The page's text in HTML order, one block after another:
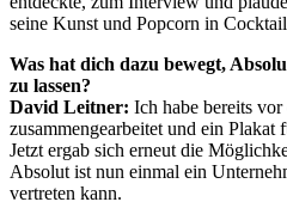
seine Kunst und Popcorn in
Was hat dich dazu bewegt,
zu lassen?
David Leitner: Ich habe bereits
zusammengearbeitet und ein
Jetzt ergab sich erneut die
Absolut ist nun einmal ein
vertreten kann.